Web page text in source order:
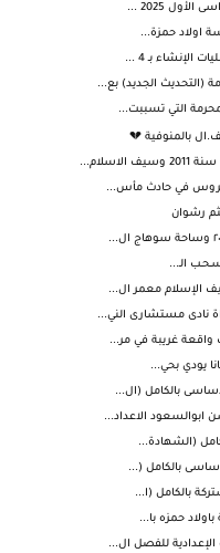
2025 ...
اولاد حمزة...
الجديد) بع...
التي تسببت...
عروس في حادث مأس...
رشوان
الـ...
الإسلام معمر ال...
نادى مستشارى الني...
غريبة في مر...
يودي بحي...
بالكامل (ال...
الاعداد...
(الشهادة...
بالكامل (...
بالكامل (ا...
حمزه با...
للفصل ال...